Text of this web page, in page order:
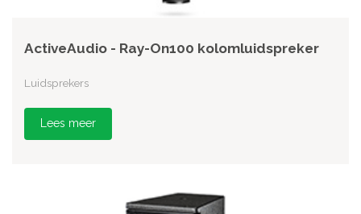
ActiveAudio - Ray-On100 kolomluidspreker
Luidsprekers
Lees meer